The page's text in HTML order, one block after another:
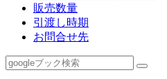
販売数量
引渡し時期
お問合せ先